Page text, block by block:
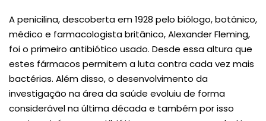
A penicilina, descoberta em 1928 pelo biólogo, botânico,
médico e farmacologista britânico, Alexander Fleming,
foi o primeiro antibiótico usado. Desde essa altura que
estes fármacos permitem a luta contra cada vez mais
bactérias. Além disso, o desenvolvimento da
investigação na área da saúde evoluiu de forma
considerável na última década e também por isso